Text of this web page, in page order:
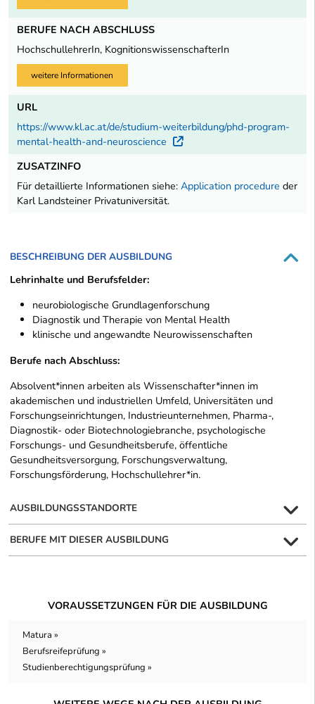
BERUFE NACH ABSCHLUSS
HochschullehrerIn, KognitionswissenschafterIn
weitere Informationen
URL
https://www.kl.ac.at/de/studium-weiterbildung/phd-program-
mental-health-and-neuroscience
Externer Link
ZUSATZINFO
Für detaillierte Informationen siehe: Application procedure der
Karl Landsteiner Privatuniversität.
BESCHREIBUNG DER AUSBILDUNG
Lehrinhalte und Berufsfelder:
neurobiologische Grundlagenforschung
Diagnostik und Therapie von Mental Health
klinische und angewandte Neurowissenschaften
Berufe nach Abschluss:
Absolvent*innen arbeiten als Wissenschafter*innen im
akademischen und industriellen Umfeld, Universitäten und
Forschungseinrichtungen, Industrieunternehmen, Pharma-,
Diagnostik- oder Biotechnologiebranche, psychologische
Forschungs- und Gesundheitsberufe, öffentliche
Gesundheitsversorgung, Forschungsverwaltung,
Forschungsförderung, Hochschullehrer*in.
AUSBILDUNGSSTANDORTE
BERUFE MIT DIESER AUSBILDUNG
VORAUSSETZUNGEN FÜR DIE AUSBILDUNG
Matura »
Berufsreifeprüfung »
Studienberechtigungsprüfung »